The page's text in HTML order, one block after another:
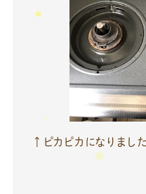
↑ピカピカになりまし